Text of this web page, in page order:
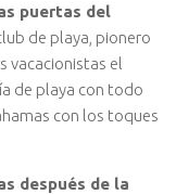
puertas del
de playa, pionero
vacacionistas el
de playa con todo
con los toques
después de la